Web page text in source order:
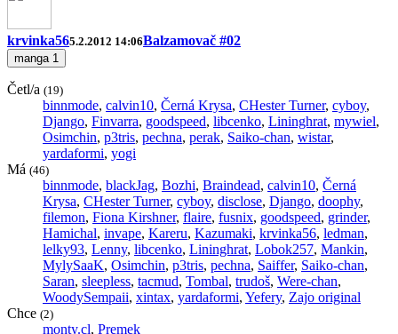
krvinka565.2.2012 14:06Balzamovač #02
manga 1
Četl/a (19)
binnmode, calvin10, Černá Krysa, CHester Turner, cyboy,
Django, Finvarra, goodspeed, libcenko, Lininghrat, mywiel,
Osimchin, p3tris, pechna, perak, Saiko-chan, wistar,
yardaformi, yogi
Má (46)
binnmode, blackJag, Bozhi, Braindead, calvin10, Černá
Krysa, CHester Turner, cyboy, disclose, Django, doophy,
filemon, Fiona Kirshner, flaire, fusnix, goodspeed, grinder,
Hamichal, invape, Kareru, Kazumaki, krvinka56, ledman,
lelky93, Lenny, libcenko, Lininghrat, Lobok257, Mankin,
MylySaaK, Osimchin, p3tris, pechna, Saiffer, Saiko-chan,
Saran, sleepless, tacmud, Tombal, trudoš, Were-chan,
WoodySempaii, xintax, yardaformi, Yefery, Zajo original
Chce (2)
monty.cl, Premek